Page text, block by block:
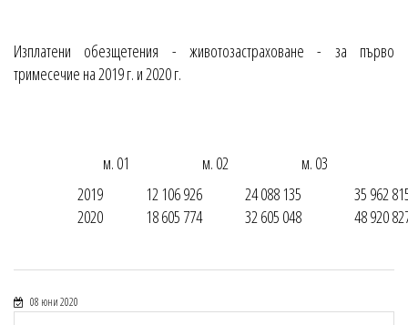
Изплатени обезщетения - животозастраховане - за първо
тримесечие на 2019 г. и 2020 г.
м. 01 м. 02
м. 03
2019
12 106 926 24 088 135
35 962
2020
18 605 774 32 605 048 48 920
08 юни 2020